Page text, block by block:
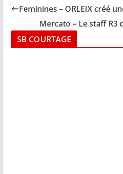
Feminines – ORLEIX créé
Mercato – Le staff R3
SB COURTAGE